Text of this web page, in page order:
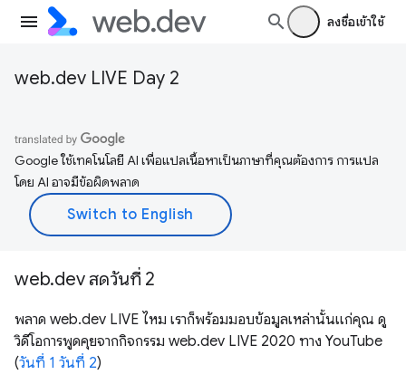
ลงชื่อเข้าใช้
web.dev LIVE Day 2
Google ใช้เทคโนโลยี AI เพื่อแปลเนื้อหาเป็นภาษาที่คุณต้องการ การแปล
โดย AI อาจมีข้อผิดพลาด
web.dev สดวันที่ 2
พลาด web.dev LIVE ไหม เราก็พร้อมมอบข้อมูลเหล่านั้นแก่คุณ ดู
วิดีโอการพูดคุยจากกิจกรรม web.dev LIVE 2020 ทาง YouTube
(วันที่ 1 วันที่ 2)